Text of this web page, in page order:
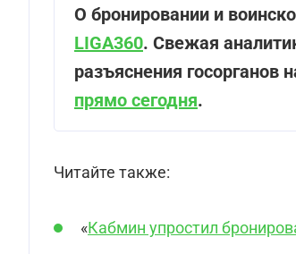
О бронировании и
LIGA360. Свежая
разъяснения госорганов
прямо сегодня.
Читайте также:
«Кабмин упростил